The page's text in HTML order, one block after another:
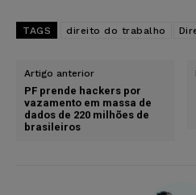
TAGS direito do trabalho
Artigo anterior
PF prende hackers por
vazamento em massa de
dados de 220 milhões de
brasileiros